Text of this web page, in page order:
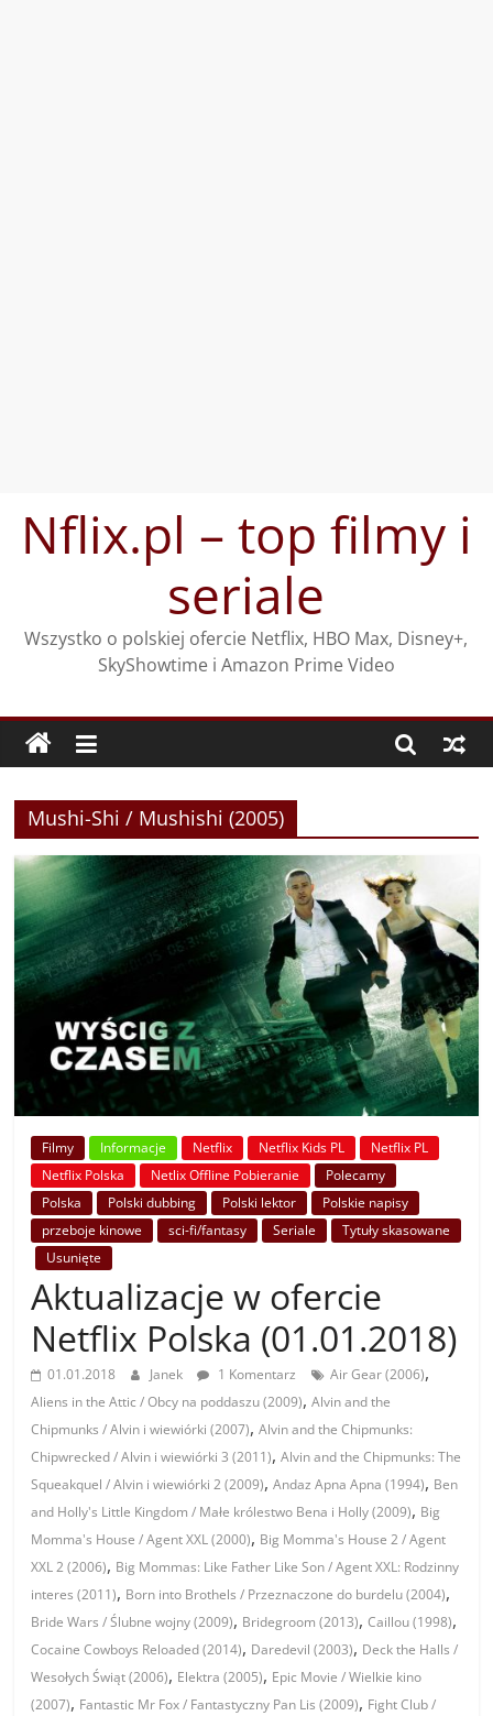
treściNflix.pl – top filmy i
seriale
Wszystko o polskiej ofercie Netflix, HBO Max, Disney+,
SkyShowtime i Amazon Prime Video
Mushi-Shi / Mushishi (2005)
Filmy Informacje Netflix Netflix Kids PL
Netflix PL
Netflix Polska
Netlix Offline Pobieranie
Polecamy
Polska
Polski dubbing Polski lektor
Polskie napisy
przeboje kinowe
sci-fi/fantasy Seriale
Tytuły skasowane
Usunięte
Aktualizacje w ofercie
Netflix Polska (01.01.2018)
01.01.2018 Janek 1 Komentarz Air Gear (2006),
Aliens in the Attic / Obcy na poddaszu (2009),Alvin and the
Chipmunks / Alvin i wiewiórki (2007),Alvin and the Chipmunks:
Chipwrecked / Alvin i wiewiórki 3 (2011),Alvin and the Chipmunks: The
Squeakquel / Alvin i wiewiórki 2 (2009),Andaz Apna Apna (1994), Ben
and Holly's Little Kingdom / Małe królestwo Bena i Holly (2009), Big
Momma's House / Agent XXL (2000), Big Momma's House 2 / Agent
XXL 2 (2006), Big Mommas: Like Father Like Son / Agent XXL: Rodzinny
interes (2011), Born into Brothels / Przeznaczone do burdelu (2004),
Bride Wars / Ślubne wojny (2009), Bridegroom (2013),Caillou (1998),
Cocaine Cowboys Reloaded (2014), Daredevil (2003), Deck the Halls /
Wesołych Świąt (2006), Elektra (2005), Epic Movie / Wielkie kino
(2007), Fantastic Mr Fox / Fantastyczny Pan Lis (2009), Fight Club /